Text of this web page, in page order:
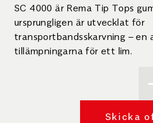
SC 4000 är Rema Tip Tops
ursprungligen är utvecklat för
transportbandsskarvning – en
tillämpningarna för ett lim.
Skicka